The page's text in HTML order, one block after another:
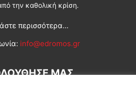
την καθολική κρίση.
περισσότερα...
info@edromos.gr
ΜΑΣ